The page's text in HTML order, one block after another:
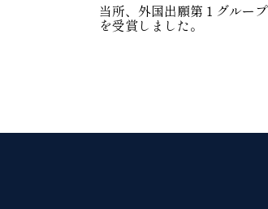
当所、外国出願第１グルー
を受賞しました。